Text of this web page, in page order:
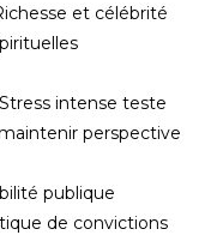
et célébrité
intense teste
perspective
publique
de convictions